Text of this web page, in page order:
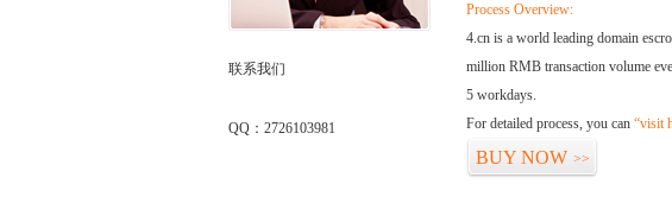
联系我们
QQ：2726103981
Process Overview:
4.cn is a world leading domain
million RMB transaction volume
5 workdays.
For detailed process, you can “visit
BUY NOW >>